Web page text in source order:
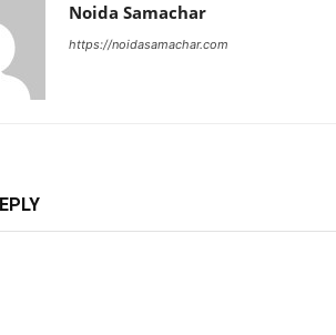
Noida Samachar
https://noidasamachar.com